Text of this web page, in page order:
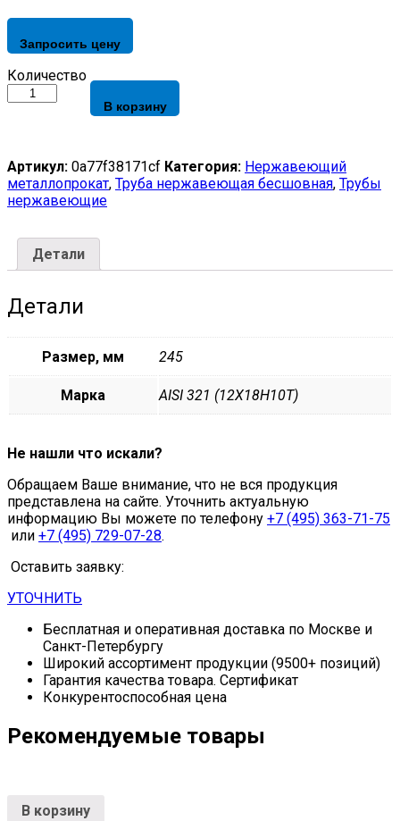
Запросить цену
Труба
нержавеющая
81,
ГОСТ
9940-
81,
22897-
мм
08Х18Н10Т
Количество
В корзину
Артикул: 0a77f38171cf Категория: Нержавеющий
металлопрокат, Труба нержавеющая бесшовная, Трубы
нержавеющие
Детали
Детали
Размер, мм 245
Марка AISI 321 (12Х18Н10Т)
Не нашли что искали?
Обращаем Ваше внимание, что не вся продукция
представлена на сайте. Уточнить актуальную
информацию Вы можете по телефону +7 (495) 363-71-75
или +7 (495) 729-07-28.
Оставить заявку:
УТОЧНИТЬ
Бесплатная и оперативная доставка по Москве и
Санкт-Петербургу
Широкий ассортимент продукции (9500+ позиций)
Гарантия качества товара. Сертификат
Конкурентоспособная цена
Рекомендуемые товары
В корзину